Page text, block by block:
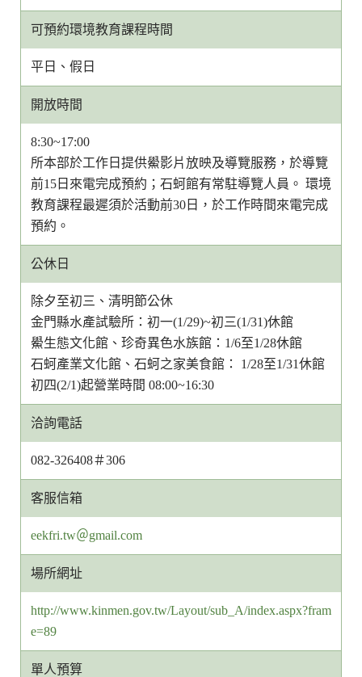
可預約環境教育課程時間
平日、假日
開放時間
8:30~17:00
所本部於工作日提供鱟影片放映及導覽服務，於導覽
前15日來電完成預約；石蚵館有常駐導覽人員。 環境
教育課程最遲須於活動前30日，於工作時間來電完成
預約。
公休日
除夕至初三、清明節公休
金門縣水產試驗所：初一(1/29)~初三(1/31)休館
鱟生態文化館、珍奇異色水族館：1/6至1/28休館
石蚵產業文化館、石蚵之家美食館： 1/28至1/31休館
初四(2/1)起營業時間 08:00~16:30
洽詢電話
082-326408＃306
客服信箱
客
服
信
網
址
eekfri.tw＠gmail.com
場所網址
http://www.kinmen.gov.tw/Layout/sub_A/index.aspx?fram
e=89
單人預算